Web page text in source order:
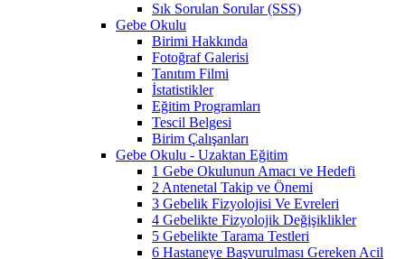
Sık Sorulan Sorular (SSS)
Gebe Okulu
Birimi Hakkında
Fotoğraf Galerisi
Tanıtım Filmi
İstatistikler
Eğitim Programları
Tescil Belgesi
Birim Çalışanları
Gebe Okulu - Uzaktan Eğitim
1 Gebe Okulunun Amacı ve Hedefi
2 Antenetal Takip ve Önemi
3 Gebelik Fizyolojisi Ve Evreleri
4 Gebelikte Fizyolojik Değişiklikler
5 Gebelikte Tarama Testleri
6 Hastaneye Başvurulması Gereken Acil